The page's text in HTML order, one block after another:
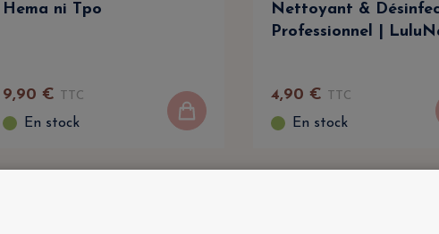
Hema ni Tpo
9,90 € TTC
En stock
Nettoyant &
Professionnel |
4,90 € TTC
En stock